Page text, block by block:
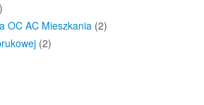
OC AC Mieszkania (2)
(2)